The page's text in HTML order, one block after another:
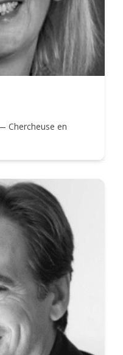
Chercheuse en